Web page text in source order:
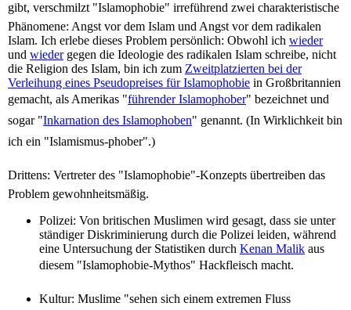
gibt, verschmilzt "Islamophobie" irreführend zwei charakteristische
Phänomene: Angst vor dem Islam und Angst vor dem radikalen
Islam. Ich erlebe dieses Problem persönlich: Obwohl ich wieder
und wiedergegen die Ideologie des radikalen Islam schreibe, nicht
die Religion des Islam, bin ich zum Zweitplatzierten bei der
Verleihung eines Pseudopreises für Islamophobie in Großbritannien
gemacht, als Amerikas "führender Islamophober" bezeichnet und
sogar "Inkarnation des Islamophoben" genannt. (In Wirklichkeit bin
ich ein "Islamismus-phober".)
Drittens: Vertreter des "Islamophobie"-Konzepts übertreiben das
Problem gewohnheitsmäßig.
Polizei: Von britischen Muslimen wird gesagt, dass sie unter
ständiger Diskriminierung durch die Polizei leiden, während
eine Untersuchung der Statistiken durch Kenan Malik aus
diesem "Islamophobie-Mythos" Hackfleisch macht.
Kultur: Muslime "sehen sich einem extremen Fluss